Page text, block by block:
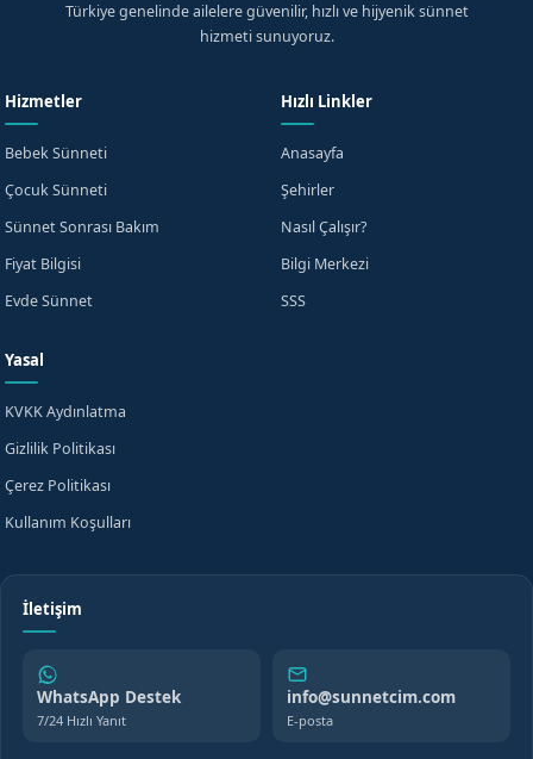
Türkiye genelinde ailelere güvenilir, hızlı ve hijyenik sünnet
hizmeti sunuyoruz.
Hizmetler
Bebek Sünneti
Çocuk Sünneti
Sünnet Sonrası Bakım
Fiyat Bilgisi
Evde Sünnet
Hızlı Linkler
Anasayfa
Şehirler
Nasıl Çalışır?
Bilgi Merkezi
SSS
Yasal
KVKK Aydınlatma
Gizlilik Politikası
Çerez Politikası
Kullanım Koşulları
İletişim
WhatsApp Destek
7/24 Hızlı Yanıt
info@sunnetcim.com
E-posta